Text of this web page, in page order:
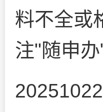
料不全或
注"随申